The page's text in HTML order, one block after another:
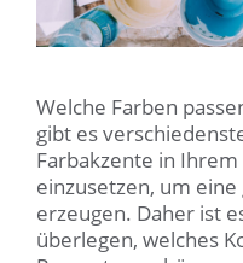
Welche Farben
gibt es
Farbakzente in
einzusetzen, um
erzeugen. Daher ist
überlegen, welches